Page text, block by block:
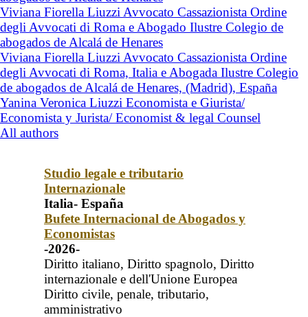
Viviana Fiorella Liuzzi Avvocato Cassazionista Ordine
degli Avvocati di Roma e Abogado Ilustre Colegio de
abogados de Alcalá de Henares
Viviana Fiorella Liuzzi Avvocato Cassazionista Ordine
degli Avvocati di Roma, Italia e Abogada Ilustre Colegio
de abogados de Alcalá de Henares, (Madrid), España
Yanina Veronica Liuzzi Economista e Giurista/
Economista y Jurista/ Economist & legal Counsel
All authors
Studio legale e tributario
Internazionale
Italia- España
Bufete Internacional de Abogados y
Economistas
-2026-
Diritto italiano, Diritto spagnolo, Diritto
internazionale e dell'Unione Europea
Diritto civile, penale, tributario,
amministrativo